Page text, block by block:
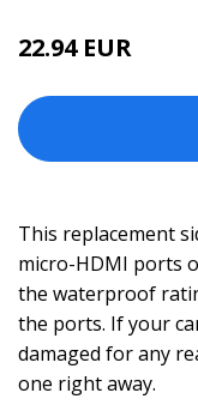
22.94 EUR
This replacement
micro-HDMI ports
the waterproof
the ports. If your
damaged for any
one right away.